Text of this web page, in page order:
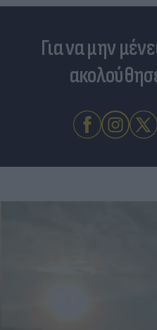
Για να μην